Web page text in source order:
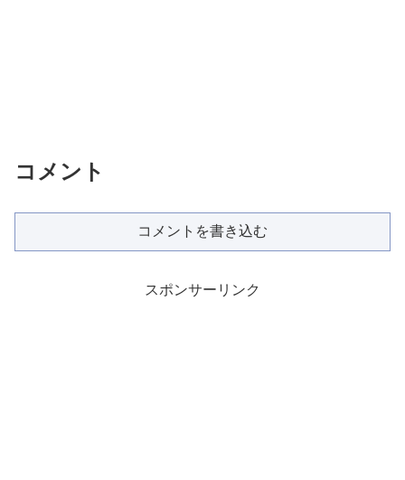
コメント
コメントを書き込む
スポンサーリンク